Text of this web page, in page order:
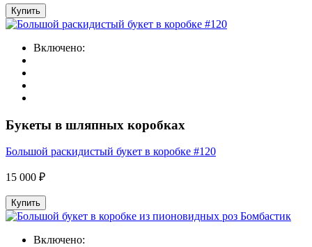
Купить
Включено:
Букеты в шляпных коробках
Большой раскидистый букет в коробке #120
15 000 ₽
Купить
Включено: